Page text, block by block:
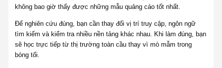
không bao giờ thấy được những mẫu quảng cáo tốt nhất.
Để nghiên cứu đúng, bạn cần thay đổi vị trí truy cập, ngôn ngữ
tìm kiếm và kiểm tra nhiều nền tảng khác nhau. Khi làm đúng, bạn
sẽ học trực tiếp từ thị trường toàn cầu thay vì mò mẫm trong
bóng tối.